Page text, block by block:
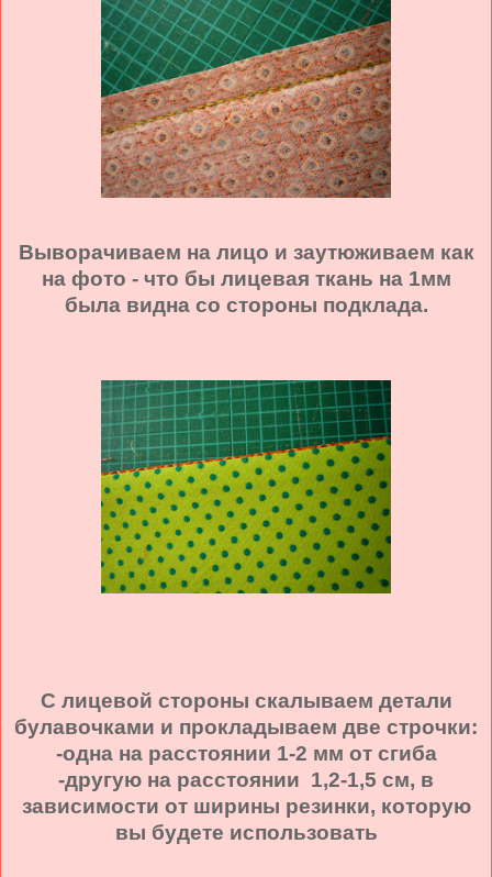
Выворачиваем на лицо и заутюживаем как
на фото - что бы лицевая ткань на 1мм
была видна со стороны подклада.
С лицевой стороны скалываем детали
булавочками и прокладываем две строчки:
-одна на расстоянии 1-2 мм от сгиба
-другую на расстоянии 1,2-1,5 см, в
зависимости от ширины резинки, которую
вы будете использовать